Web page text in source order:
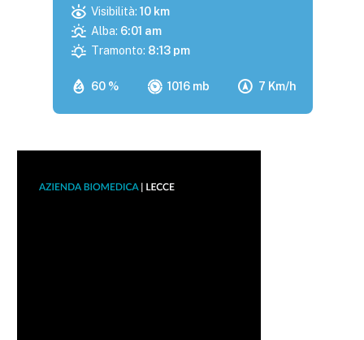
60 % 1016 mb 7 Km/h
Visibilità: 10 km
Alba: 6:01 am
Tramonto: 8:13 pm